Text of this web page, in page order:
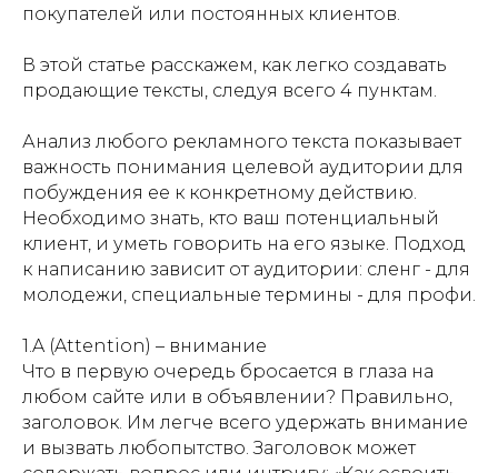
покупателей или постоянных клиентов.
В этой статье расскажем, как легко создавать
продающие тексты, следуя всего 4 пунктам.
Анализ любого рекламного текста показывает
важность понимания целевой аудитории для
побуждения ее к конкретному действию.
Необходимо знать, кто ваш потенциальный
клиент, и уметь говорить на его языке. Подход
к написанию зависит от аудитории: сленг - для
молодежи, специальные термины - для профи.
1.A (Attention) – внимание
Что в первую очередь бросается в глаза на
любом сайте или в объявлении? Правильно,
заголовок. Им легче всего удержать внимание
и вызвать любопытство. Заголовок может